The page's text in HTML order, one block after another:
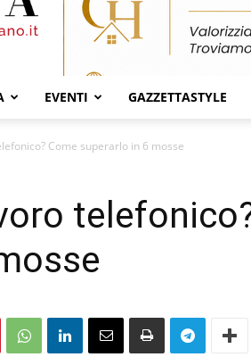
EVENTI GAZZETTASTYLE
Come superarlo in 6 mosse